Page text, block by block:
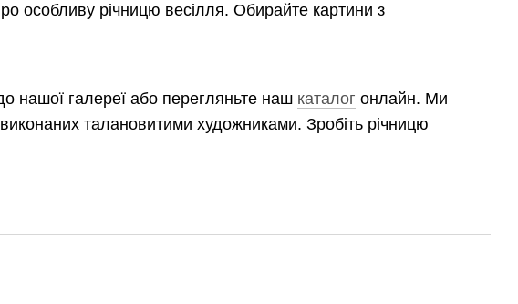
особливу річницю весілля. Обирайте картини з
нашої галереї або перегляньте наш каталог онлайн. Ми
талановитими художниками. Зробіть річницю